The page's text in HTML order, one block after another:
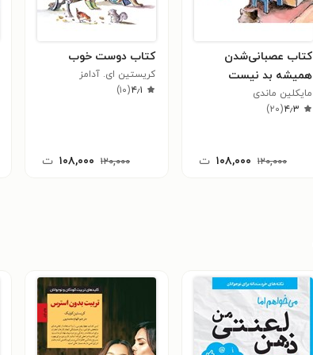
کتاب عصبانی‌شدن
همیشه بد نیست
مایکلین ماندی
۴٫۳(۲۰)
۱۲۰,۰۰۰ ۱۰۸,۰۰۰ ت
کتاب دوست خوب
کریستین ای. آدامز
۴٫۱(۱۰)
۱۲۰,۰۰۰ ۱۰۸,۰۰۰ ت